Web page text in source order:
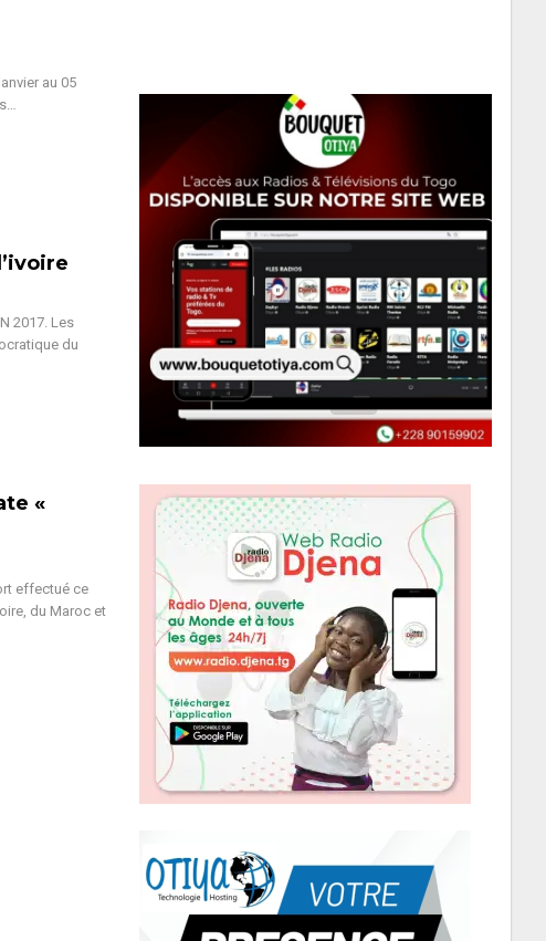
au 05
2017. Les
du
«
effectué ce
du Maroc et